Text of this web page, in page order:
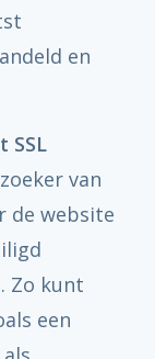
en
SSL
van
de website
Zo kunt
een